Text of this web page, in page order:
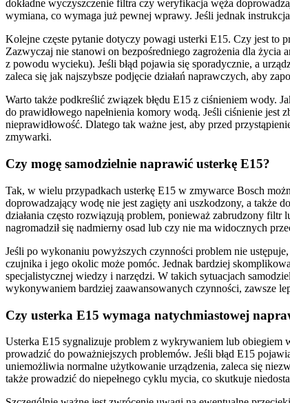
dokładne wyczyszczenie filtra czy weryfikacja węża
wymiana, co wymaga już pewnej wprawy. Jeśli jednak
Kolejne częste pytanie dotyczy powagi usterki E15. Czy jest to
Zazwyczaj nie stanowi on bezpośredniego zagrożenia dla
z powodu wycieku). Jeśli błąd pojawia się sporadycznie, a
zaleca się jak najszybsze podjęcie działań naprawczych, aby
Warto także podkreślić związek błędu E15 z ciśnieniem wody.
do prawidłowego napełnienia komory wodą. Jeśli ciśnienie
nieprawidłowość. Dlatego tak ważne jest, aby przed
zmywarki.
Czy mogę samodzielnie naprawić usterkę E15?
Tak, w wielu przypadkach usterkę E15 w zmywarce Bosch
doprowadzający wodę nie jest zagięty ani uszkodzony, a także
działania często rozwiązują problem, ponieważ zabrudzony
nagromadził się nadmierny osad lub czy nie ma widocznych
Jeśli po wykonaniu powyższych czynności problem nie
czujnika i jego okolic może pomóc. Jednak bardziej
specjalistycznej wiedzy i narzędzi. W takich sytuacjach
wykonywaniem bardziej zaawansowanych czynności, zawsze
Czy usterka E15 wymaga natychmiastowej
Usterka E15 sygnalizuje problem z wykrywaniem lub obiegiem
prowadzić do poważniejszych problemów. Jeśli błąd E15
uniemożliwia normalne użytkowanie urządzenia, zaleca się
także prowadzić do niepełnego cyklu mycia, co skutkuje